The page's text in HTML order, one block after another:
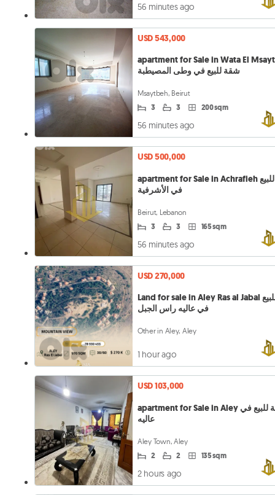
56 minutes ago
USD 543,000
apartment for Sale in Wata El
شقة للبيع في وطى المصيطبة
Msaytbeh, Beirut
3 3 200 sqm
56 minutes ago
USD 500,000
apartment for Sale in Achrafieh شقة للبيع
في الأشرفية
Beirut, Lebanon
3 3 165 sqm
56 minutes ago
USD 270,000
Land for sale in Aley Ras al Jabal أرض للبيع
في عاليه راس الجبل
Other in Aley, Aley
1 hour ago
USD 103,000
apartment for Sale in Aley شقة للبيع في
عاليه
Aley Town, Aley
2 2 135 sqm
2 hours ago